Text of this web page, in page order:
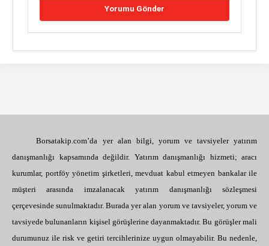
Borsatakip.com’da yer alan bilgi, yorum ve tavsiyeler yatırım
danışmanlığı kapsamında değildir. Yatırım danışmanlığı hizmeti; aracı
kurumlar, portföy yönetim şirketleri, mevduat kabul etmeyen bankalar ile
müşteri arasında imzalanacak yatırım danışmanlığı sözleşmesi
çerçevesinde sunulmaktadır. Burada yer alan yorum ve tavsiyeler, yorum ve
tavsiyede bulunanların kişisel görüşlerine dayanmaktadır. Bu görüşler mali
durumunuz ile risk ve getiri tercihlerinize uygun olmayabilir. Bu nedenle,